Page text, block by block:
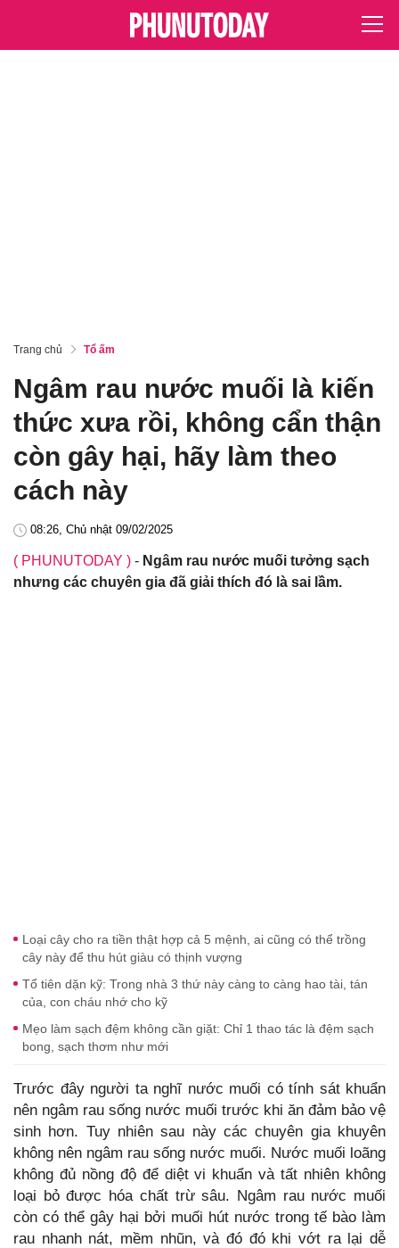
Trang chủ Tổ ấm
Ngâm rau nước muối là kiến
thức xưa rồi, không cẩn thận
còn gây hại, hãy làm theo
cách này
08:26, Chủ nhật 09/02/2025
( PHUNUTODAY ) - Ngâm rau nước muối tưởng sạch
nhưng các chuyên gia đã giải thích đó là sai lầm.
Loại cây cho ra tiền thật hợp cả 5 mệnh, ai cũng có thể trồng
cây này để thu hút giàu có thịnh vượng
Tổ tiên dặn kỹ: Trong nhà 3 thứ này càng to càng hao tài, tán
của, con cháu nhớ cho kỹ
Mẹo làm sạch đệm không cần giặt: Chỉ 1 thao tác là đệm sạch
bong, sạch thơm như mới
Trước đây người ta nghĩ nước muối có tính sát khuẩn
nên ngâm rau sống nước muối trước khi ăn đảm bảo vệ
sinh hơn. Tuy nhiên sau này các chuyên gia khuyên
không nên ngâm rau sống nước muối. Nước muối loãng
không đủ nồng độ để diệt vi khuẩn và tất nhiên không
loại bỏ được hóa chất trừ sâu. Ngâm rau nước muối
còn có thể gây hại bởi muối hút nước trong tế bào làm
rau nhanh nát, mềm nhũn, và đó đó khi vớt ra lại dễ